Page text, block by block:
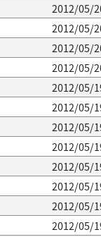
2012/05/
2012/05/
2012/05/
2012/05/
2012/05/
2012/05/
2012/05/
2012/05/
2012/05/
2012/05/
2012/05/
2012/05/